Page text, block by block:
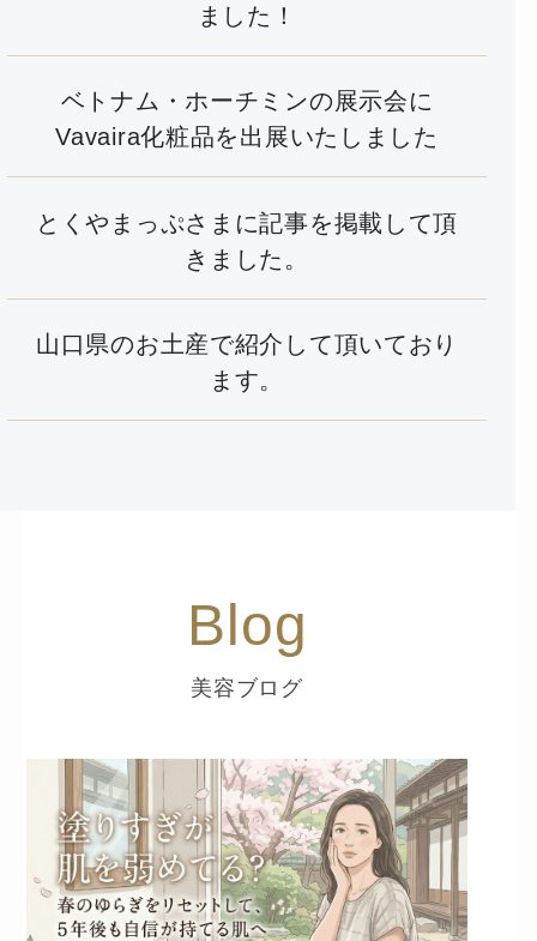
ました！
ベトナム・ホーチミンの展示会に
Vavaira化粧品を出展いたしました
とくやまっぷさまに記事を掲載して頂
きました。
山口県のお土産で紹介して頂いており
ます。
Blog
美容ブログ